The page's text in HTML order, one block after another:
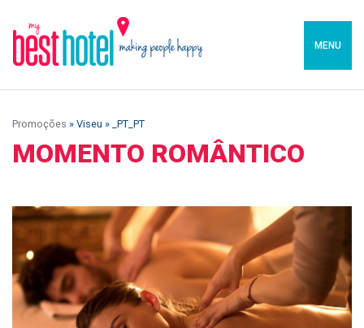
MENU
Promoções » Viseu » _PT_PT
MOMENTO ROMÂNTICO